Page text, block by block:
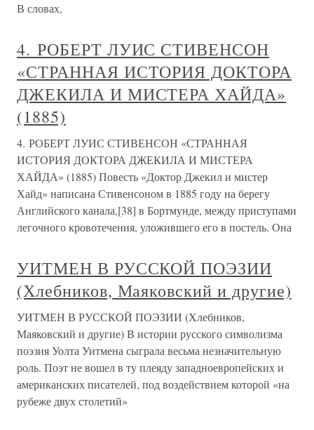
В словах,
4. РОБЕРТ ЛУИС СТИВЕНСОН
«СТРАННАЯ ИСТОРИЯ ДОКТОРА
ДЖЕКИЛА И МИСТЕРА ХАЙДА»
(1885)
4. РОБЕРТ ЛУИС СТИВЕНСОН «СТРАННАЯ
ИСТОРИЯ ДОКТОРА ДЖЕКИЛА И МИСТЕРА
ХАЙДА» (1885) Повесть «Доктор Джекил и мистер
Хайд» написана Стивенсоном в 1885 году на берегу
Английского канала,[38] в Бортмунде, между приступами
легочного кровотечения, уложившего его в постель. Она
УИТМЕН В РУССКОЙ ПОЭЗИИ
(Хлебников, Маяковский и другие)
УИТМЕН В РУССКОЙ ПОЭЗИИ (Хлебников,
Маяковский и другие) В истории русского символизма
поэзия Уолта Уитмена сыграла весьма незначительную
роль. Поэт не вошел в ту плеяду западноевропейских и
американских писателей, под воздействием которой «на
рубеже двух столетий»